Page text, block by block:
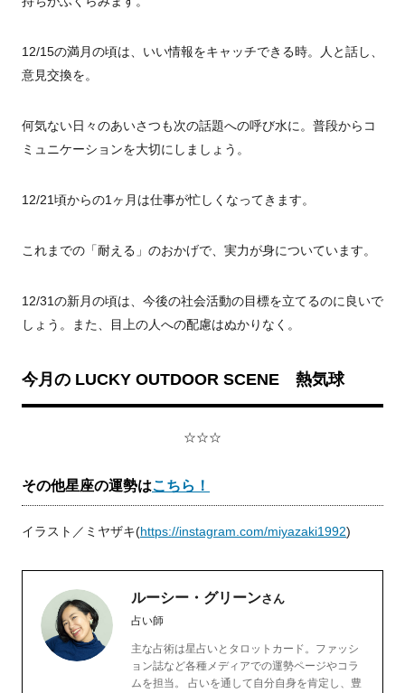
12/15の満月の頃は、いい情報をキャッチできる時。
人と話し、
意見交換を。
何気ない日々のあいさつも次の話題への呼び水に。普段からコ
ミュニケーションを大切にしましょう。
12/21頃からの1ヶ月は仕事が忙しくなってきます。
これまでの「耐える」のおかげで、実力が身についています。
12/31の新月の頃は、今後の社会活動の目標を立てるのに良いで
しょう。また、目上の人への配慮はぬかりなく。
今月の LUCKY OUTDOOR SCENE 熱気球
☆☆☆
その他星座の運勢はこちら！
イラスト／ミヤザキ(https://instagram.com/miyazaki1992)
ルーシー・グリーンさん
占い師
主な占術は星占いとタロットカード。ファッシ
ョン誌など各種メディアでの運勢ページやコラ
ムを担当。 占いを通して自分自身を肯定し、豊